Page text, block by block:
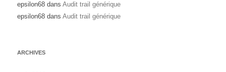
epsilon68 dans Audit trail générique
epsilon68 dans Audit trail générique
ARCHIVES